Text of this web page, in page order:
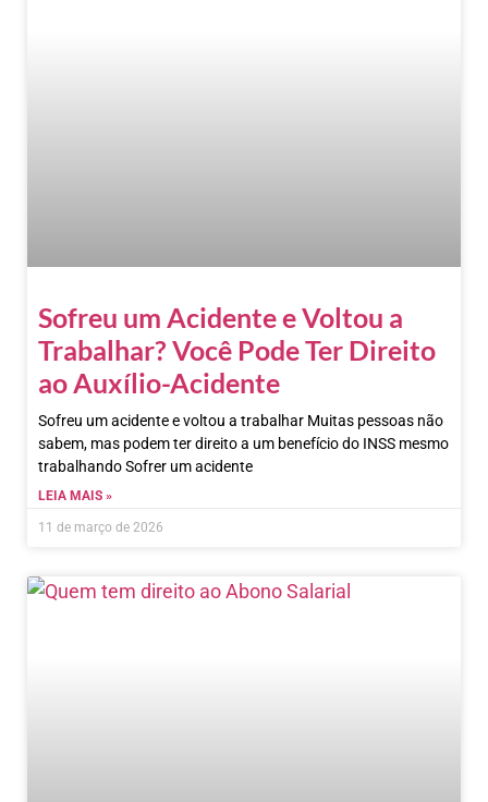
Sofreu um Acidente e Voltou a
Trabalhar? Você Pode Ter Direito
ao Auxílio-Acidente
Sofreu um acidente e voltou a trabalhar Muitas pessoas não
sabem, mas podem ter direito a um benefício do INSS mesmo
trabalhando Sofrer um acidente
LEIA MAIS »
11 de março de 2026